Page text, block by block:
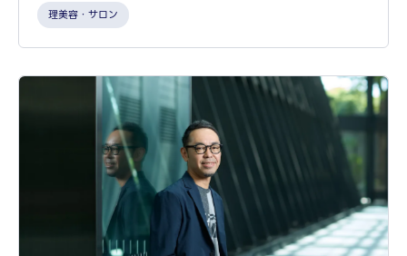
理美容・サロン